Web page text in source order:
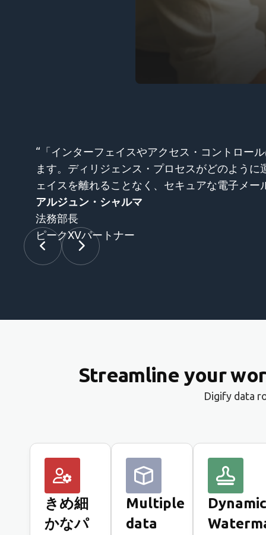
トロールはすべて直感的に操作できます。文書へ
ように運用されているかを洞察するための情報提
子メールを定期的に送信するのに非常に便利です。
Streamline your
Digify data
きめ細
かなパ
Multiple
data
Dynamic